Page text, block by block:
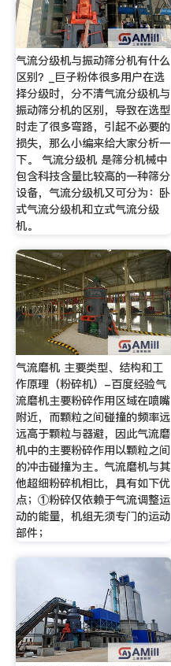
气流分级机与振动筛分机有什么
区别？_巨子粉体很多用户在选
择分级时，分不清气流分级机与
振动筛分机的区别，导致在选型
时走了很多弯路，引起不必要的
损失，那么小编来给大家分析一
下。 气流分级机 是筛分机械中
包含科技含量比较高的一种筛分
设备，气流分级机又可分为：卧
式气流分级机和立式气流分级
机。
气流磨机 主要类型、结构和工
作原理（粉碎机）-百度经验气
流磨机主要粉碎作用区域在喷嘴
附近，而颗粒之间碰撞的频率远
远高于颗粒与器避，因此气流磨
机中的主要粉碎作用以颗粒之间
的冲击碰撞为主。气流磨机与其
他超细粉碎机相比，具有如下优
点；①粉碎仅依赖于气流调整运
动的能量，机组无须专门的运动
部件；